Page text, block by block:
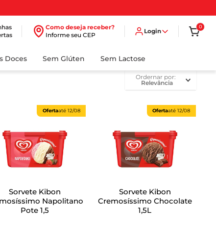
Como deseja receber?
Informe seu CEP
Login
0
Doces Sem Glúten Sem Lactose
ordernar por
Relevância
Ofertaaté 12/08
Sorvete Kibon
Napolitano
Pote 1,5
Ofertaaté12/08
Sorvete Kibon
Cremosíssimo Chocolate
1,5L